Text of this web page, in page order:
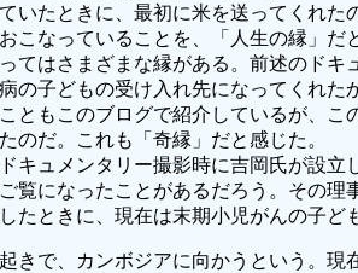
いたときに、最初に米を送ってくれ
こなっていることを、「人生の縁」だ
てはさまざまな縁がある。前述のド
の子どもの受け入れ先になってくれた
ともこのブログで紹介しているが、
のだ。これも「奇縁」だと感じた。
キュメンタリー撮影時に吉岡氏が設立
覧になったことがあるだろう。その
たときに、現在は末期小児がんの子
きで、カンボジアに向かうという。